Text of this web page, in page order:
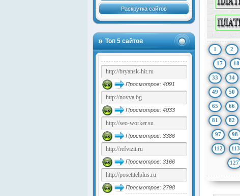
Раскрутка сайтов
Топ 5 сайтов
Просмотров: 4091
Просмотров: 4033
Просмотров: 3386
Просмотров: 3166
Просмотров: 2798
1 2
17 18
33 34
49 50
65 66
81 82
97 98
112 113
127